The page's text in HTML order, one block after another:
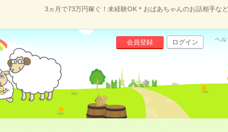
3ヵ月で73万円稼ぐ！未経験OK＊おばあちゃんのお話相手な
会員登録 ログイン ヘル